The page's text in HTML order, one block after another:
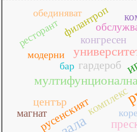
зала
мултифунционална
гардероб
комплекс
русенският
център
конгресен
магнат
филантроп
бар
модерни
обединяват
ресторант